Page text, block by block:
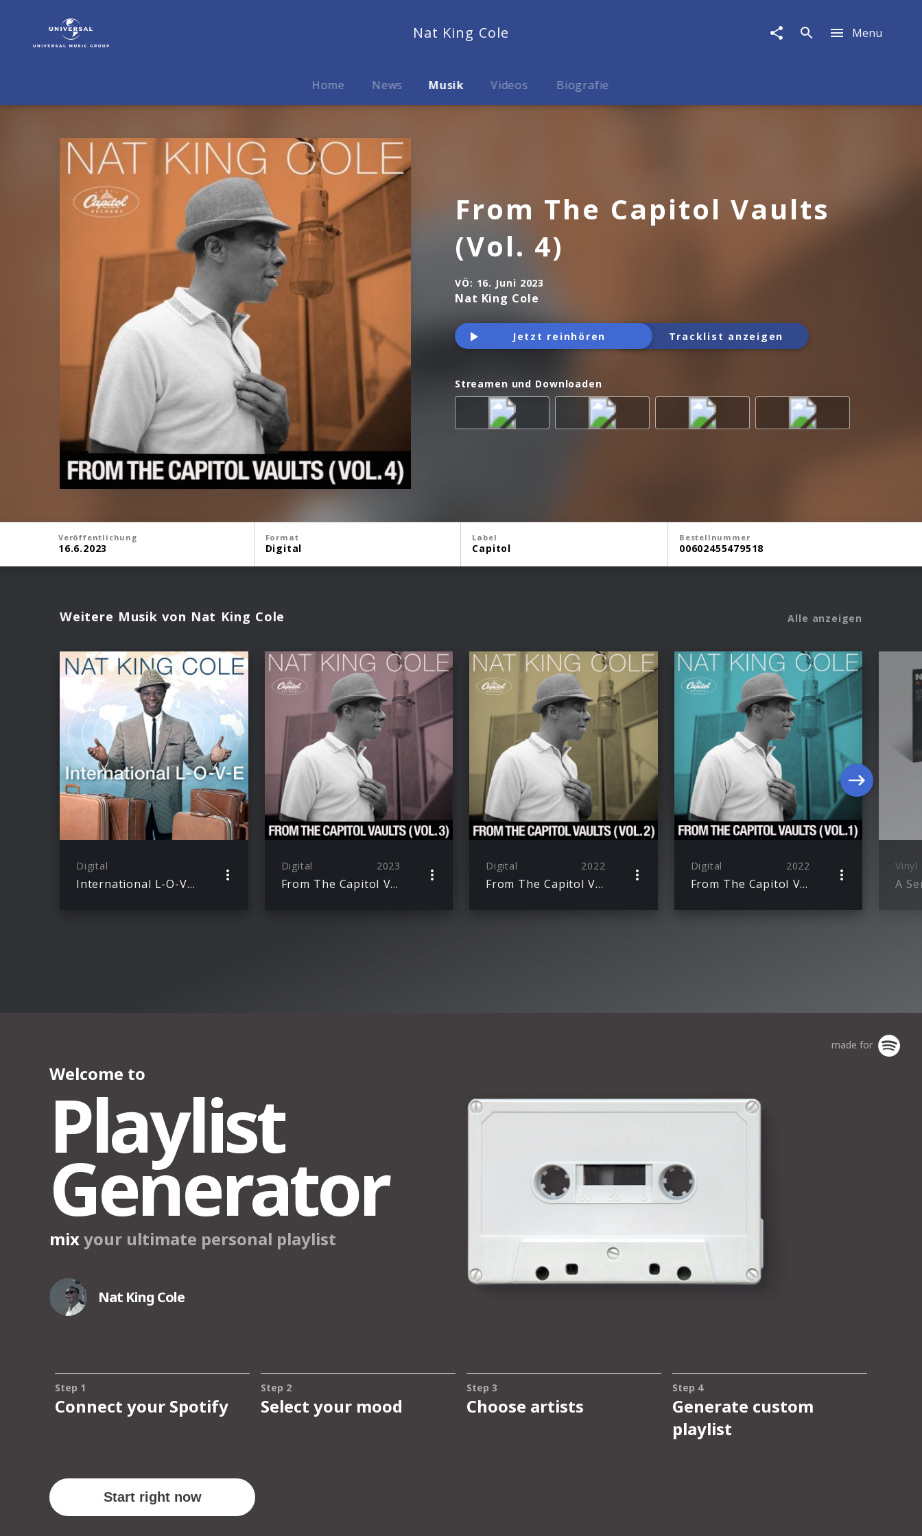
From
Nat King Cole Menu
Home News Musik Videos Biografie
From The Capitol Vaults
(Vol. 4)
VÖ: 16. Juni 2023
Nat King Cole
Jetzt reinhören Tracklist anzeigen
Streamen und Downloaden
Veröffentlichung
16.6.2023
Format
Digital
Label
Capitol
Bestellnummer
00602455479518
Weitere Musik von Nat King Cole Alle anzeigen
Digital
International L-O-V-E (digital EP)
Digital 2023
From The Capitol Vaults (Vol. 3)
Digital 2022
From The Capitol Vaults (Vol. 2)
Digital 2022
From The Capitol Vaults (Vol. 1)
Vinyl